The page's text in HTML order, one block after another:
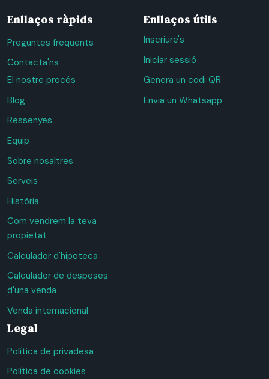
Enllaços ràpids
Preguntes freqüents
Contacta'ns
El nostre procés
Blog
Ressenyes
Equip
Sobre nosaltres
Serveis
Història
Com vendrem la teva
propietat
Calculador d'hipoteca
Calculador de despeses
d'una venda
Venda internacional
Enllaços útils
Inscriure's
Iniciar sessió
Genera un codi QR
Envia un Whatsapp
Legal
Política de privadesa
Política de cookies